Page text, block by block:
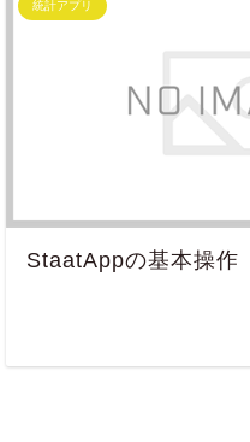
統計アプリ
StaatAppの基本操作